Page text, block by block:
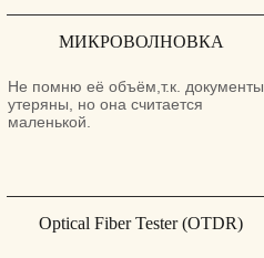
МИКРОВОЛНОВКА
Не помню её объём,т.к. документы
утеряны, но она считается
маленькой.
Optical Fiber Tester (OTDR)